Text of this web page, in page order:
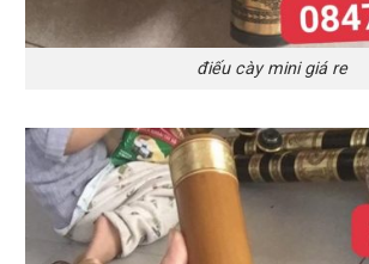
điếu cày mini giá re